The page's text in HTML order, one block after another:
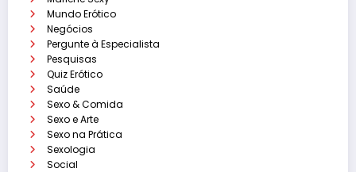
Mundo Erótico
Negócios
Pergunte à Especialista
Pesquisas
Quiz Erótico
Saúde
Sexo & Comida
Sexo e Arte
Sexo na Prática
Sexologia
Social